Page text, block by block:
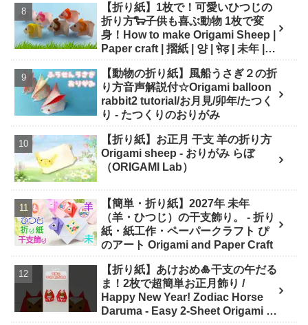
房あらき)
【折り紙】1枚で！可愛いひつじの
折り方🐑子供も喜ぶ動物 1枚で変
身！How to make Origami Sheep |
Paper craft | 摺紙 | 양 | भे़ड़ | 未年 |
【動物の折り紙】風船うさぎ２の折
り方音声解説付☆Origami balloon
rabbit2 tutorial/お月見/卯年/たつく
り - たつくりのおりがみ
【折り紙】お正月 干支 羊の折り方
Origami sheep - おりがみ らぼ
（ORIGAMI Lab）
【簡単・折り紙】2027年 未年
（羊・ひつじ）の干支飾り。 - 折り
紙・紙工作・ペーパークラフト ぴ
のアート Origami and Paper Craft
【折り紙】あけおめ🎍干支の午だる
ま！2枚で超簡単お正月飾り /
Happy New Year! Zodiac Horse
Daruma - Easy 2-Sheet Origami -